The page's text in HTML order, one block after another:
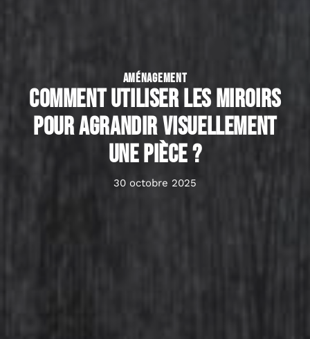
AMÉNAGEMENT
Comment utiliser les miroirs
pour agrandir visuellement
une pièce ?
30 octobre 2025